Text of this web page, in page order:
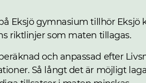
Eksjö gymnasium tillhör Eksjö
riktlinjer som maten tillagas.
och anpassad efter
Så långt det är möjligt